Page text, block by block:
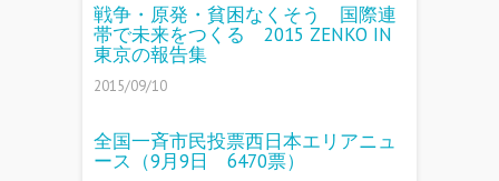
戦争・原発・貧困なくそう 国際連
帯で未来をつくる 2015 ZENKO IN
東京の報告集
2015/09/10
全国一斉市民投票西日本エリアニュ
ース（9月9日 6470票）